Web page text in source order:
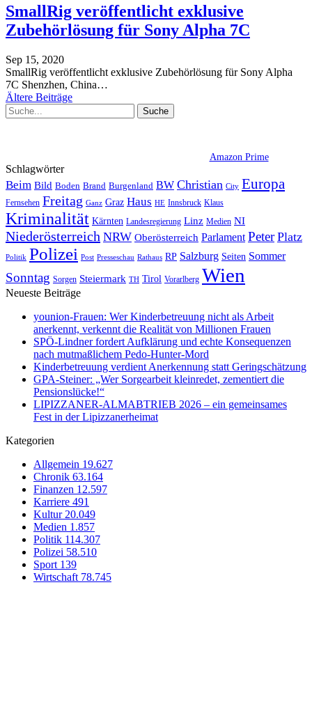
SmallRig veröffentlicht exklusive
Zubehörlösung für Sony Alpha 7C
Sep 15, 2020
SmallRig veröffentlicht exklusive Zubehörlösung für Sony Alpha
7C Shenzhen, China…
Ältere Beiträge
Amazon Prime
Schlagwörter
Beim Bild Boden Brand Burgenland BW Christian City Europa
Fernsehen Freitag Ganz Graz Haus HE Innsbruck Klaus
Kriminalität Kärnten Landesregierung Linz Medien NI
Niederösterreich NRW Oberösterreich Parlament Peter Platz
Politik Polizei Post Presseschau Rathaus RP Salzburg Seiten Sommer
Sonntag Sorgen Steiermark TH Tirol Vorarlberg Wien
Neueste Beiträge
younion-Frauen: Wer Kinderbetreuung nicht als Arbeit
anerkennt, verkennt die Realität von Millionen Frauen
SPÖ-Lindner fordert Aufklärung und echte Konsequenzen
nach mutmaßlichem Pedo-Hunter-Mord
Kinderbetreuung verdient Anerkennung statt Geringschätzung
GPA-Steiner: „Wer Sorgearbeit kleinredet, zementiert die
Pensionslücke!“
LIPIZZANER-ALMABTRIEB 2026 – ein gemeinsames
Fest in der Lipizzanerheimat
Kategorien
Allgemein 19.627
Chronik 63.164
Finanzen 12.597
Karriere 491
Kultur 20.049
Medien 1.857
Politik 114.307
Polizei 58.510
Sport 139
Wirtschaft 78.745